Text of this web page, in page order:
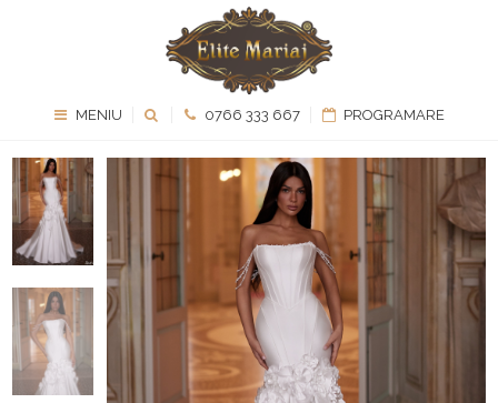
MENIU 0766 333 667 PROGRAMARE